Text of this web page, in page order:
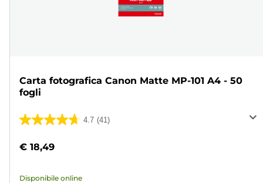
Carta fotografica Canon Matte MP-101 A4 - 50
fogli
4.7 (41)
4.7
5
€ 18,49
Disponibile online